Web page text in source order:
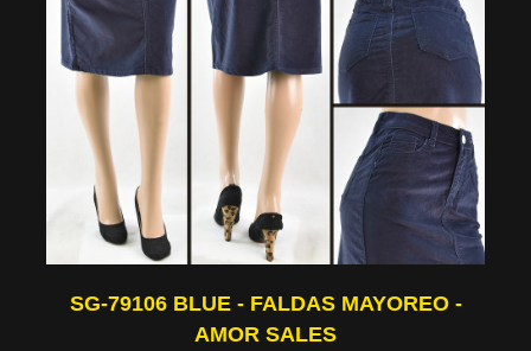
SG-79106 BLUE - FALDAS MAYOREO -
AMOR SALES